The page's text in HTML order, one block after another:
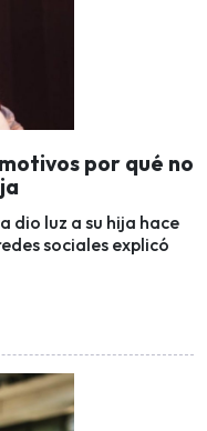
por qué no
dio luz a su hija hace
sociales explicó